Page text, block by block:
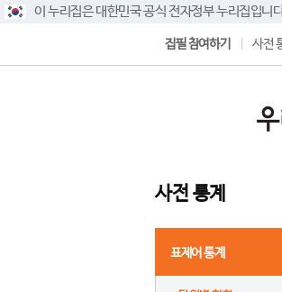
이 누리집은 대한민국 공식 전자정부 누리집입니
집필 참여하기 사전
사전 통계
표제어 통계